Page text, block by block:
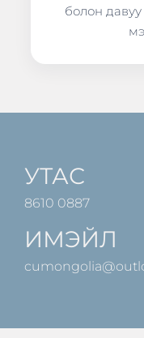
болон
УТАС
8610 0887
ИМЭЙЛ